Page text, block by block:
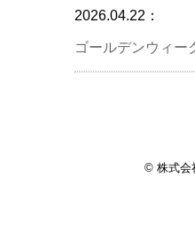
2026.04.22：
ゴールデンウィー
© 株式会